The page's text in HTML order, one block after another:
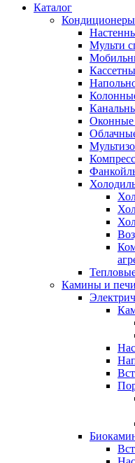
Каталог
Кондиционеры
Мульти
Оконные
Камины и печи